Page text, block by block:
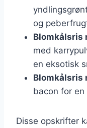
og
Blomkålsris
med
en eksotisk
Blomkålsris
bacon for
Disse opskrifter